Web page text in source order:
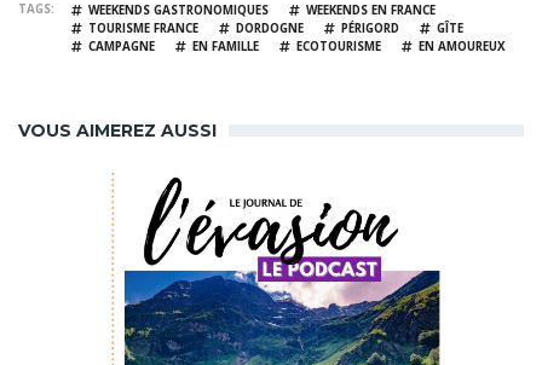
TAGS WEEKENDS GASTRONOMIQUES
WEEKENDS EN FRANCE
TOURISME FRANCE
DORDOGNE PÉRIGORD
GÎTE
CAMPAGNE
EN FAMILLE ECOTOURISME EN AMOUREUX
VOUS AIMEREZ AUSSI